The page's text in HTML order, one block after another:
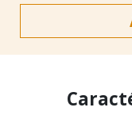
bouteilles